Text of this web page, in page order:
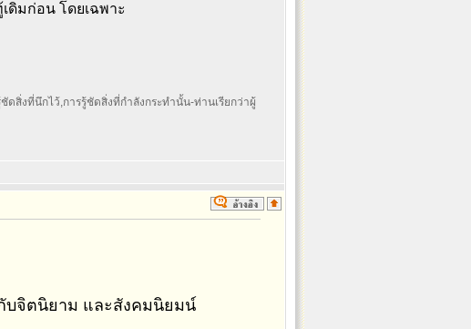
ดิมก่อน โดยเฉพาะ
สิ่งที่นึกไว้,การรู้ชัดสิ่งที่กำลังกระทำนั้น-ท่านเรียกว่าผู้
บจิตนิยาม และสังคมนิยมน์